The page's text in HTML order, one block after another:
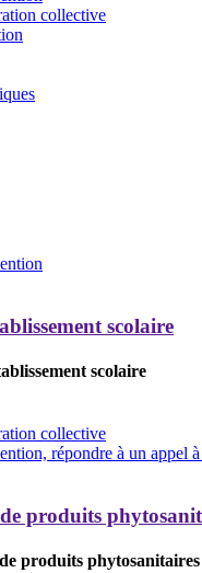
collective
scolaire
scolaire
collective
répondre à un appel
produits
produits phytosanitaires